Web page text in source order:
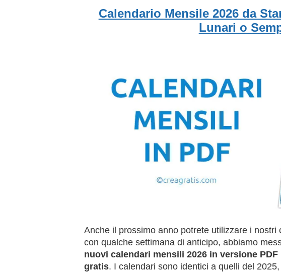
Calendario Mensile 2026 da
Lunari o
Anche il prossimo anno potrete utilizzare i nostri
con qualche settimana di anticipo, abbiamo
nuovi calendari mensili 2026 in versione
gratis. I calendari sono identici a quelli del